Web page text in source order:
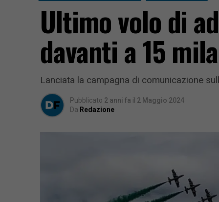
Ultimo volo di
davanti a 15
Lanciata la campagna di comunicazione
Pubblicato 2 anni fa il 2 Maggio 2024
Da Redazione